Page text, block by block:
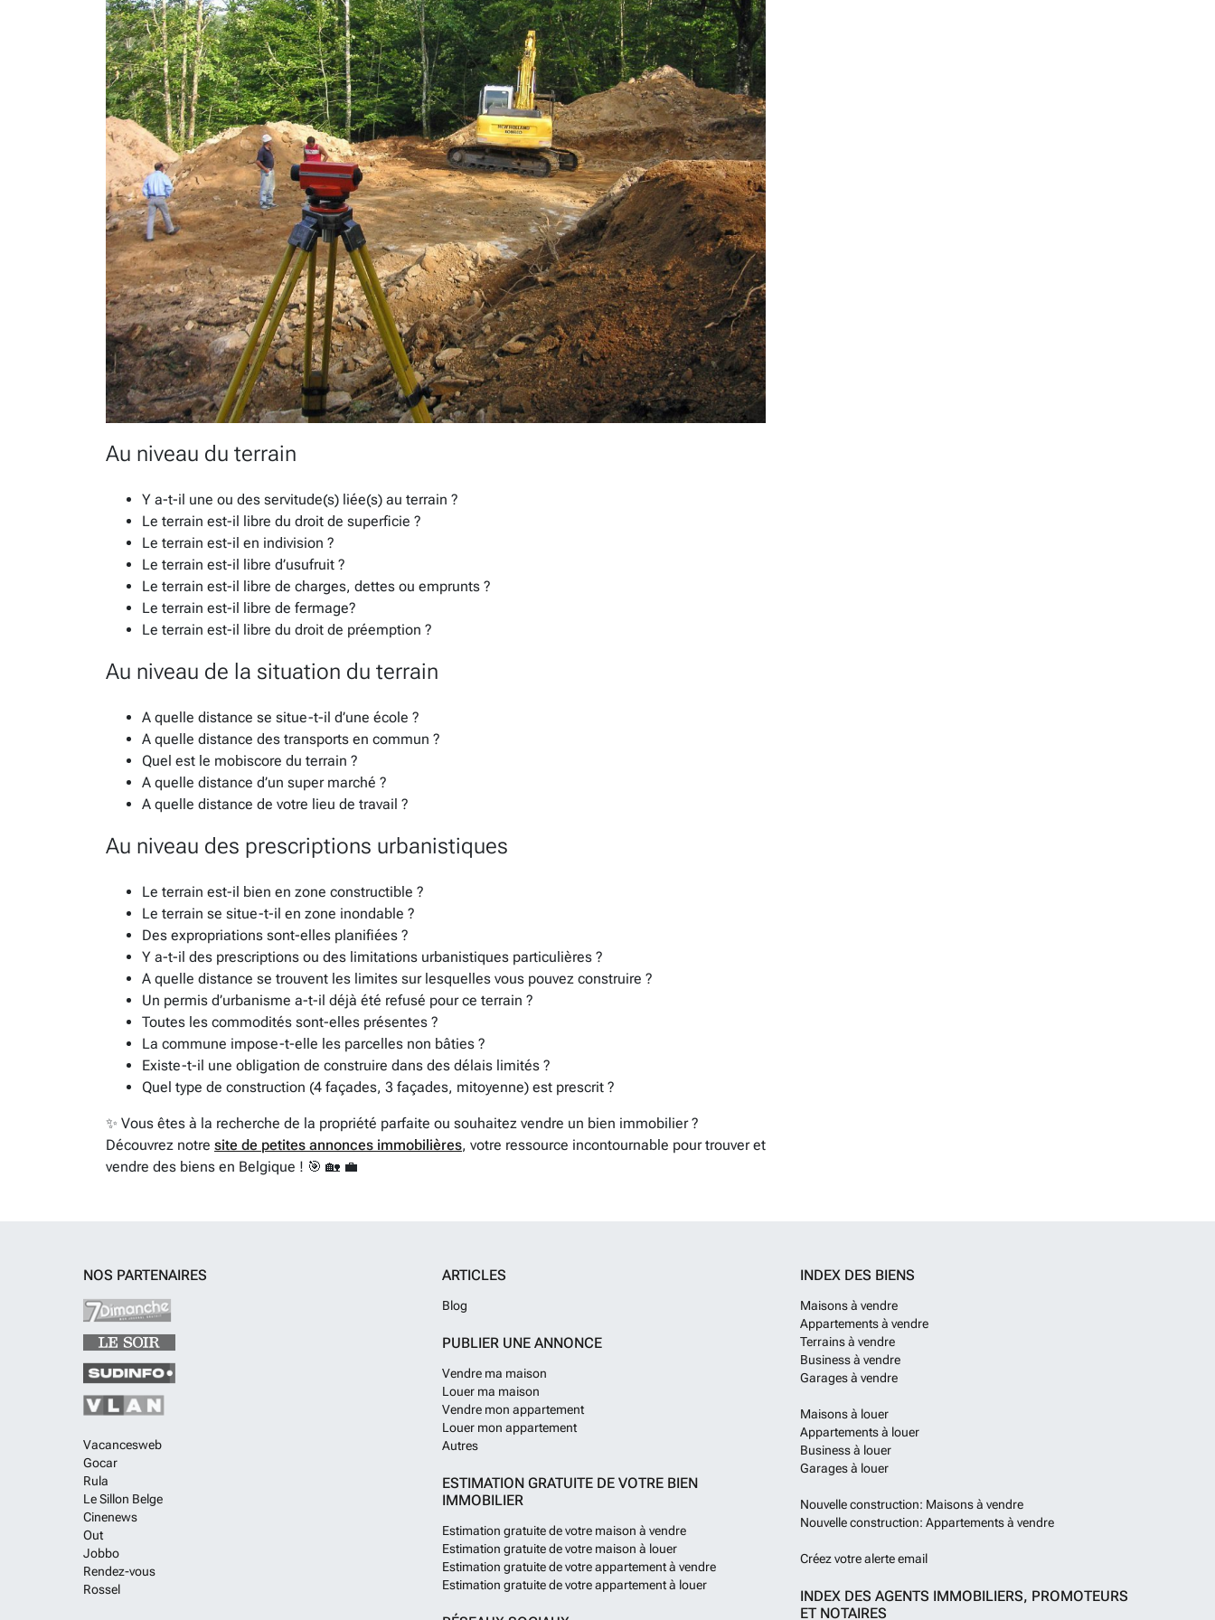
Au niveau du terrain
Y a-t-il une ou des servitude(s) liée(s) au terrain ?
Le terrain est-il libre du droit de superficie ?
Le terrain est-il en indivision ?
Le terrain est-il libre d’usufruit ?
Le terrain est-il libre de charges, dettes ou emprunts ?
Le terrain est-il libre de fermage?
Le terrain est-il libre du droit de préemption ?
Au niveau de la situation du terrain
A quelle distance se situe-t-il d’une école ?
A quelle distance des transports en commun ?
Quel est le mobiscore du terrain ?
A quelle distance d’un super marché ?
A quelle distance de votre lieu de travail ?
Au niveau des prescriptions urbanistiques
Le terrain est-il bien en zone constructible ?
Le terrain se situe-t-il en zone inondable ?
Des expropriations sont-elles planifiées ?
Y a-t-il des prescriptions ou des limitations urbanistiques particulières ?
A quelle distance se trouvent les limites sur lesquelles vous pouvez construire ?
Un permis d’urbanisme a-t-il déjà été refusé pour ce terrain ?
Toutes les commodités sont-elles présentes ?
La commune impose-t-elle les parcelles non bâties ?
Existe-t-il une obligation de construire dans des délais limités ?
Quel type de construction (4 façades, 3 façades, mitoyenne) est prescrit ?
✨ Vous êtes à la recherche de la propriété parfaite ou souhaitez vendre un bien immobilier ?
Découvrez notre site de petites annonces immobilières, votre ressource incontournable pour trouver et
vendre des biens en Belgique ! 🎯 🏡 💼
NOS PARTENAIRES
Vacancesweb
Gocar
Rula
Le Sillon Belge
Cinenews
Out
Jobbo
Rendez-vous
Rossel
ARTICLES
Blog
PUBLIER UNE ANNONCE
Vendre ma maison
Louer ma maison
Vendre mon appartement
Louer mon appartement
Autres
ESTIMATION GRATUITE DE VOTRE BIEN
IMMOBILIER
Estimation gratuite de votre maison à vendre
Estimation gratuite de votre maison à louer
Estimation gratuite de votre appartement à vendre
Estimation gratuite de votre appartement à louer
INDEX DES BIENS
Maisons à vendre
Appartements à vendre
Terrains à vendre
Business à vendre
Garages à vendre
Maisons à louer
Appartements à louer
Business à louer
Garages à louer
Nouvelle construction: Maisons à vendre
Nouvelle construction: Appartements à vendre
Créez votre alerte email
INDEX DES AGENTS IMMOBILIERS, PROMOTEURS
ET NOTAIRES